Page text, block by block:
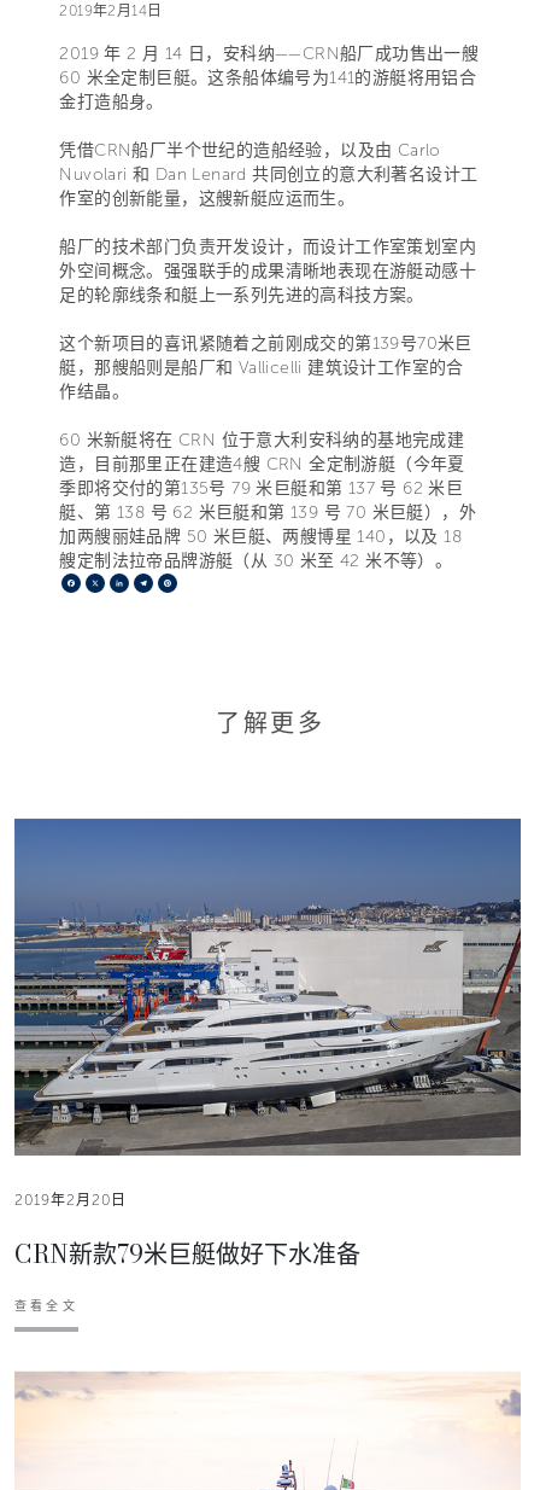
2019年2月14日
2019 年 2 月 14 日，安科纳——CRN船厂成功售出一艘
60 米全定制巨艇。这条船体编号为141的游艇将用铝合
金打造船身。
凭借CRN船厂半个世纪的造船经验，以及由 Carlo
Nuvolari 和 Dan Lenard 共同创立的意大利著名设计工
作室的创新能量，这艘新艇应运而生。
船厂的技术部门负责开发设计，而设计工作室策划室内
外空间概念。强强联手的成果清晰地表现在游艇动感十
足的轮廓线条和艇上一系列先进的高科技方案。
这个新项目的喜讯紧随着之前刚成交的第139号70米巨
艇，那艘船则是船厂和 Vallicelli 建筑设计工作室的合
作结晶。
60 米新艇将在 CRN 位于意大利安科纳的基地完成建
造，目前那里正在建造4艘 CRN 全定制游艇（今年夏
季即将交付的第135号 79 米巨艇和第 137 号 62 米巨
艇、第 138 号 62 米巨艇和第 139 号 70 米巨艇），外
加两艘丽娃品牌 50 米巨艇、两艘博星 140，以及 18
艘定制法拉帝品牌游艇（从 30 米至 42 米不等）。
Facebook
X LinkedIn
Telegram
了解更多
2019年2月20日
CRN新款79米巨艇做好下水准备
查看全文